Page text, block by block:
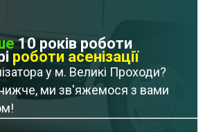
10 років роботи
роботи асенізації
у м. Великі Проходи?
ми зв'яжемося з вами